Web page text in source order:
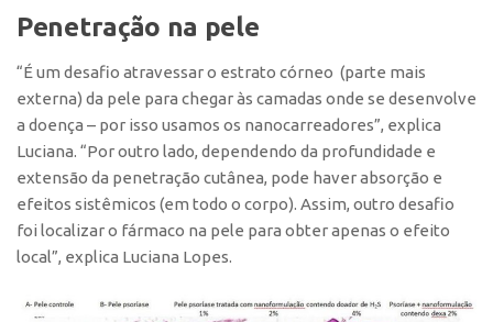
Convênios
Parcerias PD&I
PIPE/FAPESP
Exceções
Programas
Conexão Inter-USP
Penetração na pele
“É um desafio atravessar o estrato córneo (parte mais
externa) da pele para chegar às camadas onde se desenvolve
a doença – por isso usamos os nanocarreadores”, explica
Luciana. “Por outro lado, dependendo da profundidade e
extensão da penetração cutânea, pode haver absorção e
efeitos sistêmicos (em todo o corpo). Assim, outro desafio
foi localizar o fármaco na pele para obter apenas o efeito
local”, explica Luciana Lopes.